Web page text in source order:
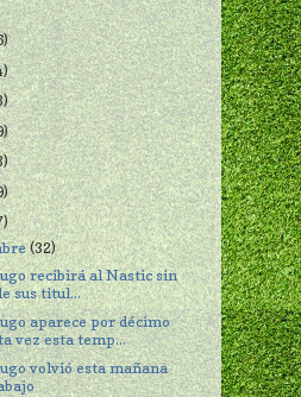
(32)
recibirá al Nastic sin
sus titul...
aparece por décimo
vez esta temp...
volvió esta mañana